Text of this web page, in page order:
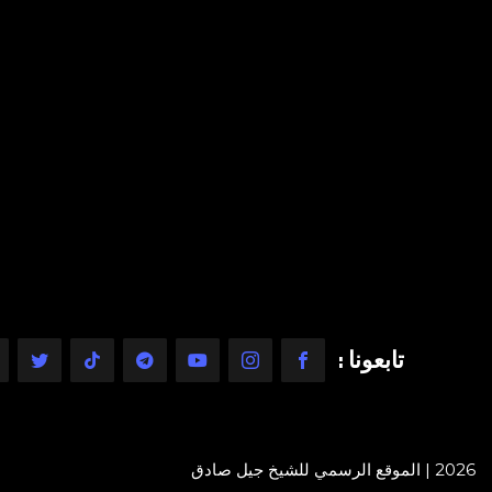
تابعونا :
2026 | الموقع الرسمي للشيخ جيل صادق